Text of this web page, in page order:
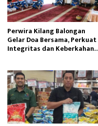
Perwira Kilang Balongan
Gelar Doa Bersama, Perkuat
Integritas dan Keberkahan